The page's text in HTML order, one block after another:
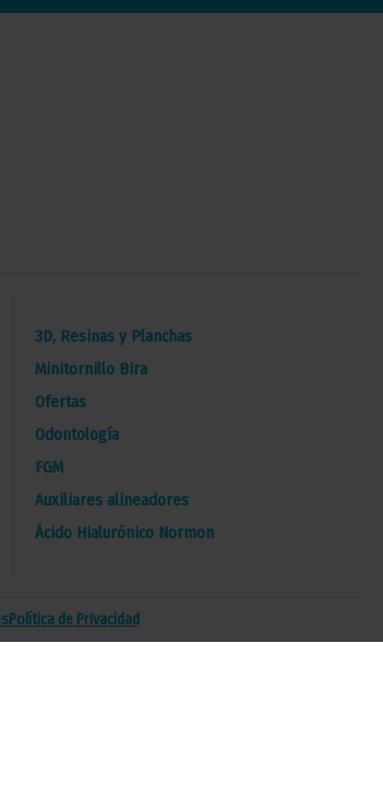
3D, Resinas y Planchas
Minitornillo Bira
Ofertas
Odontología
FGM
Auxiliares alineadores
Ácido Hialurónico Normon
Política de Privacidad